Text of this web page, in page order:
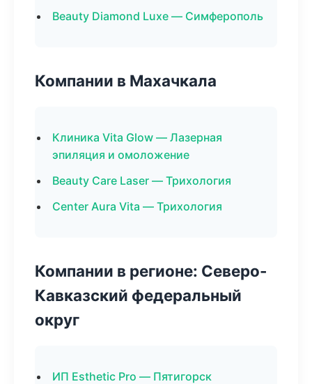
Beauty Diamond Luxe — Симферополь
Компании в Махачкала
Клиника Vita Glow — Лазерная
эпиляция и омоложение
Beauty Care Laser — Трихология
Center Aura Vita — Трихология
Компании в регионе: Северо-
Кавказский федеральный
округ
ИП Esthetic Pro — Пятигорск